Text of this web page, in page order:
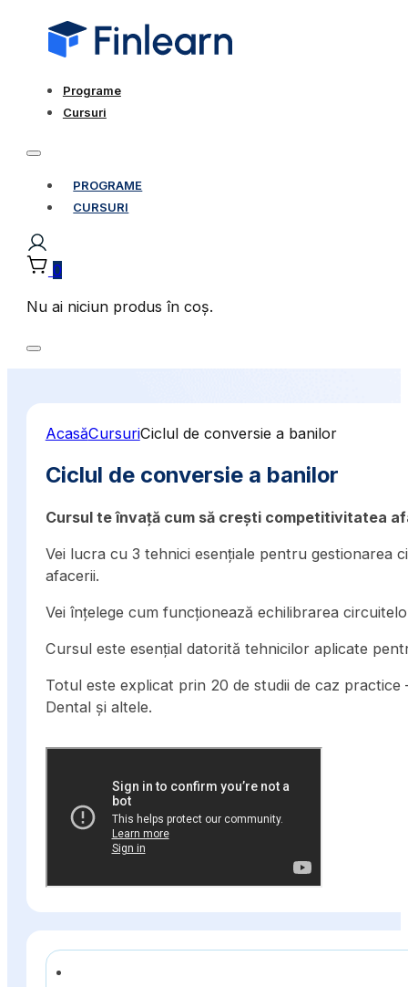
Programe
Cursuri
PROGRAME
CURSURI
0
Nu ai niciun produs în coș.
AcasăCursuriCiclul de conversie a banilor
Ciclul de conversie a banilor
Cursul te învață cum să crești competitivitatea
Vei lucra cu 3 tehnici esențiale pentru gestionarea
afacerii.
Vei înțelege cum funcționează echilibrarea
Cursul este esențial datorită tehnicilor aplicate
Totul este explicat prin 20 de studii de caz
Dental și altele.